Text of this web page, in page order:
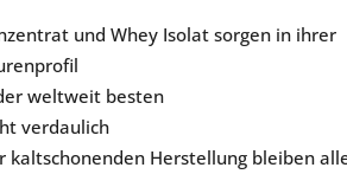
und Whey Isolat sorgen in ihrer
der weltweit besten
verdaulich
kaltschonenden Herstellung bleiben